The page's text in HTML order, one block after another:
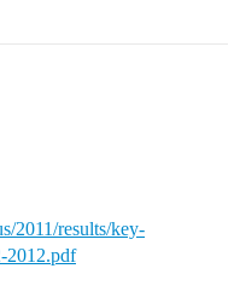
2011/results/key-
2012.pdf